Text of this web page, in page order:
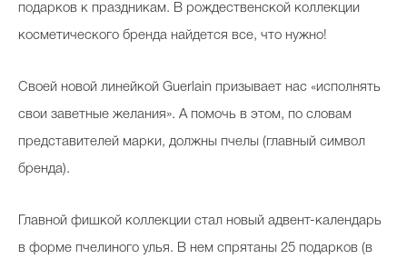
подарков к праздникам. В рождественской коллекции
косметического бренда найдется все, что нужно!
Своей новой линейкой Guerlain призывает нас «исполнять
свои заветные желания». А помочь в этом, по словам
представителей марки, должны пчелы (главный символ
бренда).
Главной фишкой коллекции стал новый адвент-календарь
в форме пчелиного улья. В нем спрятаны 25 подарков (в